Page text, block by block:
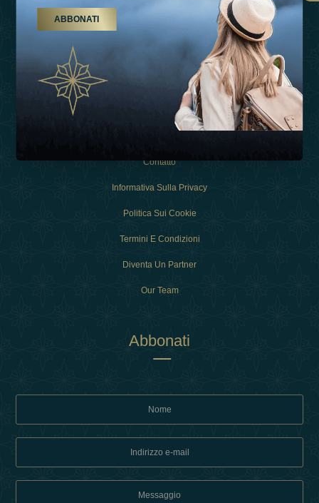
Esperienza
Contatto
Informativa Sulla Privacy
Politica Sui Cookie
Termini E Condizioni
Diventa Un Partner
Our Team
Abbonati
ABBONATI